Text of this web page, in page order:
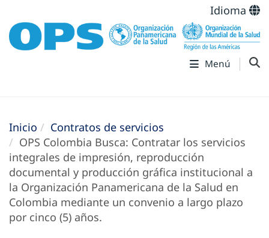
Idioma
Menú
Inicio
Contratos de servicios
OPS Colombia Busca: Contratar los servicios
integrales de impresión, reproducción
documental y producción gráfica institucional a
la Organización Panamericana de la Salud en
Colombia mediante un convenio a largo plazo
por cinco (5) años.